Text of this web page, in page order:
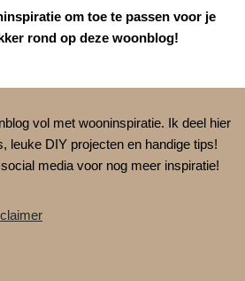
om toe te passen voor je
rond op deze woonblog!
vol met wooninspiratie. Ik deel hier
leuke DIY projecten en handige tips!
media voor nog meer inspiratie!